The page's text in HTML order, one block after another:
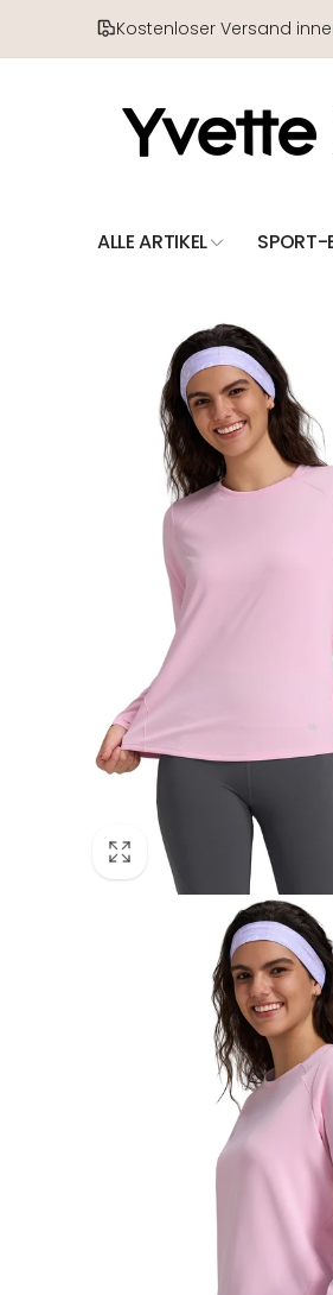
Kostenloser Versand
ALLE ARTIKEL SPORT-
Produktinformationen